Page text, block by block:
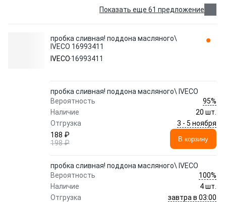
Показать еще 61 предложение
пробка сливная! поддона масляного\
IVECO 16993411
IVECO 16993411
пробка сливная! поддона масляного\ IVECO
Вероятность
95%
Наличие
20 шт.
Отгрузка
3 - 5 ноября
188 ₽
198 ₽
В корзину
пробка сливная! поддона масляного\ IVECO
Вероятность
100%
Наличие
4 шт.
Отгрузка
завтра в 03:00